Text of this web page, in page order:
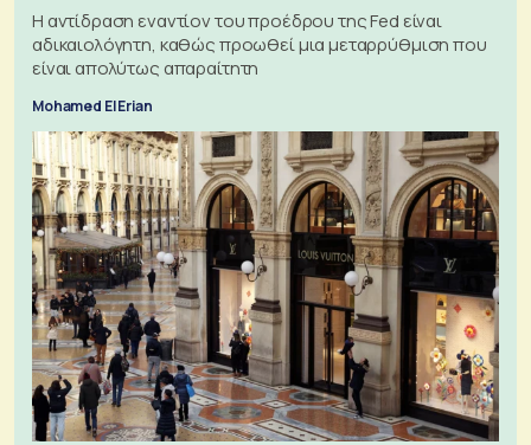
Η αντίδραση εναντίον του προέδρου της Fed είναι
αδικαιολόγητη, καθώς προωθεί μια μεταρρύθμιση που
είναι απολύτως απαραίτητη
Mohamed El Erian